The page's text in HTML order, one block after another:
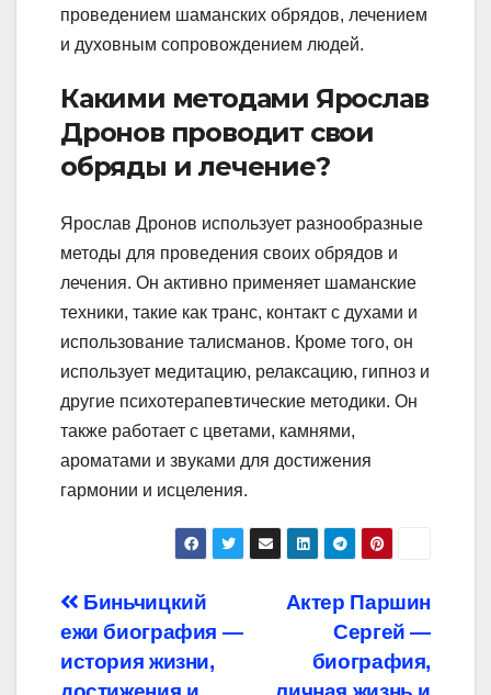
проведением шаманских обрядов, лечением
и духовным сопровождением людей.
Какими методами Ярослав
Дронов проводит свои
обряды и лечение?
Ярослав Дронов использует разнообразные
методы для проведения своих обрядов и
лечения. Он активно применяет шаманские
техники, такие как транс, контакт с духами и
использование талисманов. Кроме того, он
использует медитацию, релаксацию, гипноз и
другие психотерапевтические методики. Он
также работает с цветами, камнями,
ароматами и звуками для достижения
гармонии и исцеления.
Навигация
по
Актер Паршин
Сергей —
биография,
Биньчицкий
ежи биография —
история жизни,